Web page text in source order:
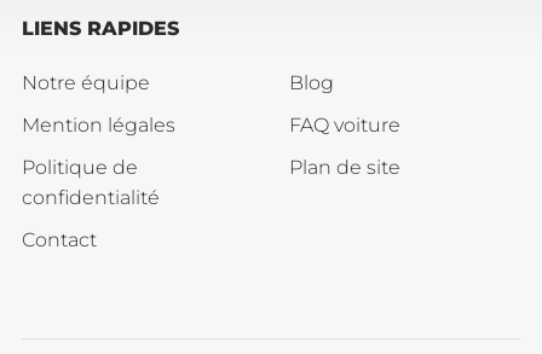
LIENS RAPIDES
Notre équipe
Blog
Mention légales
FAQ voiture
Politique de
confidentialité
Plan de site
Contact